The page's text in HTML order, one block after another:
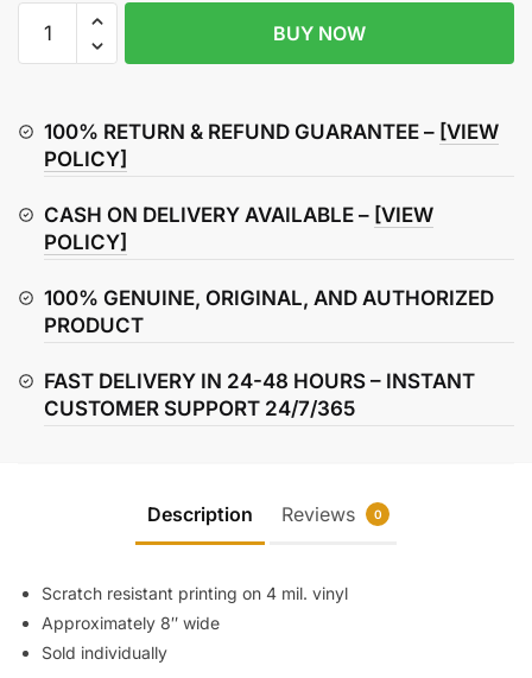
Effex
Sticker
quantity
BUY NOW
100% RETURN & REFUND GUARANTEE – [VIEW
POLICY]
CASH ON DELIVERY AVAILABLE – [VIEW
POLICY]
100% GENUINE, ORIGINAL, AND AUTHORIZED
PRODUCT
FAST DELIVERY IN 24-48 HOURS – INSTANT
CUSTOMER SUPPORT 24/7/365
Description Reviews 0
Scratch resistant printing on 4 mil. vinyl
Approximately 8″ wide
Sold individually